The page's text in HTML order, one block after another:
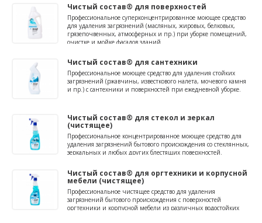
Чистый состав® для поверхностей
Профессиональное суперконцентрированное моющее средство
для удаления загрязнений (масляных, жировых, белковых,
грязепочвенных, атмосферных и пр.) при уборке помещений,
очистке и мойке фасадов зданий.
Чистый состав® для сантехники
Профессиональное моющее средство для удаления стойких
загрязнений (ржавчины, известкового налета, мочевого камня
и пр.) с сантехники и поверхностей при ежедневной уборке.
Чистый состав® для стекол и зеркал
(чистящее)
Профессиональное концентрированное моющее средство для
удаления загрязнений бытового происхождения со стеклянных,
зеркальных и любых других блестящих поверхностей.
Чистый состав® для оргтехники и корпусной
мебели (чистящее)
Профессиональное чистящее средство для удаления
загрязнений бытового происхождения с поверхностей
оргтехники и корпусной мебели из различных водостойких